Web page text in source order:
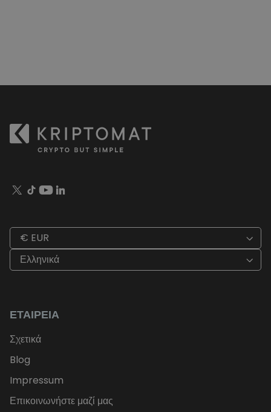
€ EUR
Ελληνικά
ΕΤΑΙΡΕΊΑ
Σχετικά
Blog
Impressum
Επικοινωνήστε μαζί μας